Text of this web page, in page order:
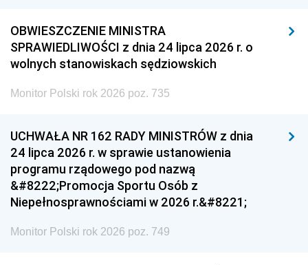
OBWIESZCZENIE MINISTRA
SPRAWIEDLIWOŚCI z dnia 24 lipca 2026 r. o
wolnych stanowiskach sędziowskich
Monitor Polski rok 2026 poz. 735
UCHWAŁA NR 162 RADY MINISTRÓW z dnia
24 lipca 2026 r. w sprawie ustanowienia
programu rządowego pod nazwą
&#8222;Promocja Sportu Osób z
Niepełnosprawnościami w 2026 r.&#8221;
Monitor Polski rok 2026 poz. 749